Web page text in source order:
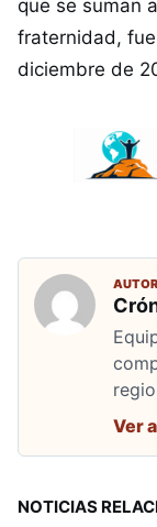
que se suman
fraternidad,
diciembre de
AUTOR
Ver
NOTICIAS